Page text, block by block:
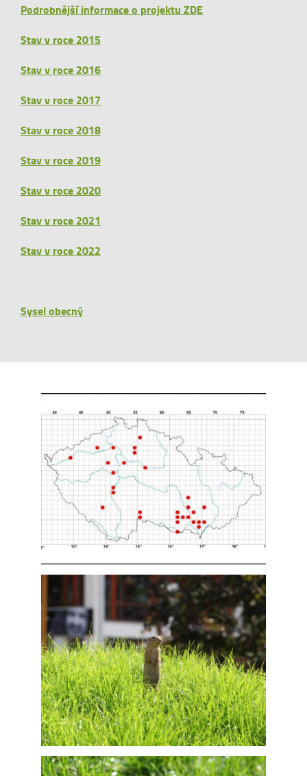
Podrobnější informace o projektu ZDE
Stav v roce 2015
Stav v roce 2016
Stav v roce 2017
Stav v roce 2018
Stav v roce 2019
Stav v roce 2020
Stav v roce 2021
Stav v roce 2022
Sysel obecný